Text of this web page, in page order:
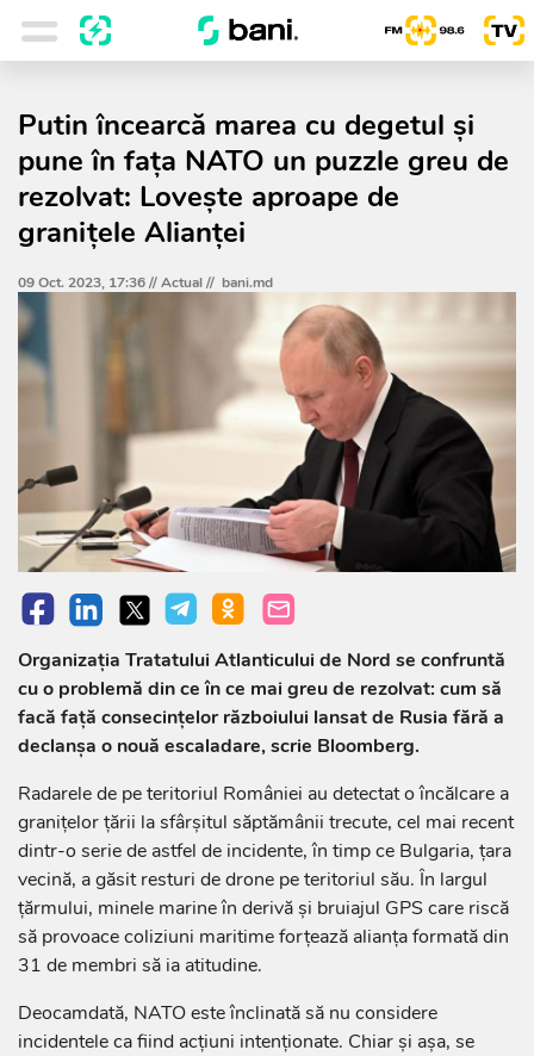
Putin încearcă marea cu degetul şi
pune în faţa NATO un puzzle greu de
rezolvat: Lovește aproape de
graniţele Alianţei
09 Oct. 2023, 17:36 //Actual// bani.md
Organizaţia Tratatului Atlanticului de Nord se confruntă
cu o problemă din ce în ce mai greu de rezolvat: cum să
facă faţă consecinţelor războiului lansat de Rusia fără a
declanşa o nouă escaladare, scrie Bloomberg.
Radarele de pe teritoriul României au detectat o încălcare a
graniţelor ţării la sfârşitul săptămânii trecute, cel mai recent
dintr-o serie de astfel de incidente, în timp ce Bulgaria, ţara
vecină, a găsit resturi de drone pe teritoriul său. În largul
ţărmului, minele marine în derivă şi bruiajul GPS care riscă
să provoace coliziuni maritime forţează alianţa formată din
31 de membri să ia atitudine.
Deocamdată, NATO este înclinată să nu considere
incidentele ca fiind acţiuni intenţionate. Chiar şi aşa, se